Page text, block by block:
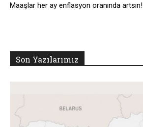
Maaşlar her ay enflasyon oranında artsın!
Son Yazılarımız